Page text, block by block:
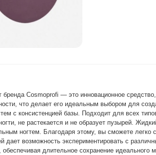
Cosmoprofi — это инновационное
что делает его идеальным выбором для
с консистенцией базы. Подходит для всех
не растекается и не образует пузырей.
ногтем. Благодаря этому, вы сможете
дает возможность экспериментировать с
обеспечивая длительное сохранение